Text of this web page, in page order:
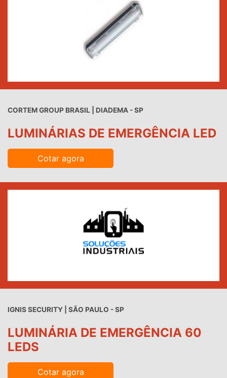
CORTEM GROUP BRASIL | DIADEMA - SP
LUMINÁRIAS DE EMERGÊNCIA LED
Cotar agora
IGNIS SECURITY | SÃO PAULO - SP
LUMINÁRIA DE EMERGÊNCIA 60
LEDS
Cotar agora